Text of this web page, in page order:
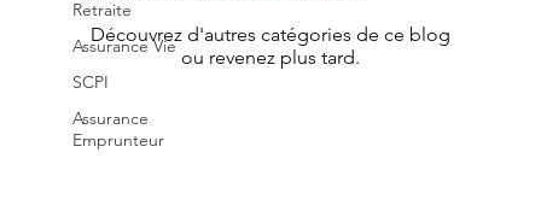
Retraite
Assurance Vie
SCPI
Assurance
Emprunteur
Découvrez d'autres catégories de ce blog
ou revenez plus tard.